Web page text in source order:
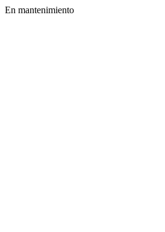
En mantenimiento